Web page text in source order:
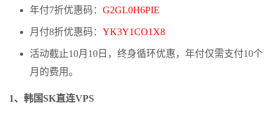
年付7折优惠码： G2GL0H6PIE
月付8折优惠码： YK3Y1CO1X8
活动截止10月10日，终身循环优惠，年付仅需支付10个
月的费用。
1、韩国SK直连VPS